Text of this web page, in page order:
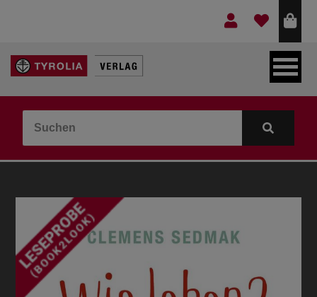
LEBEN & GLAUBE
KINDER- & JUGENDBUCH
VERLAG